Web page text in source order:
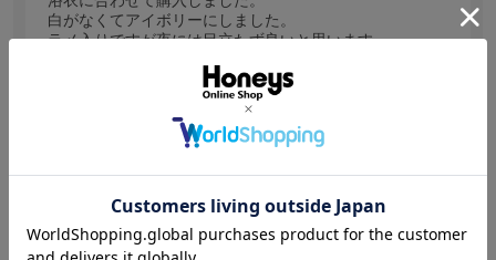
白がなくてアイボリーにしました。
ラメ入りですが夜には目立たず良いと思います。
【投稿日：2026.7.22】
ピンクではなく茶色